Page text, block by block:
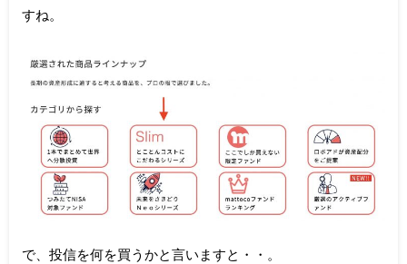
すね。
で、投信を何を買うかと言いますと・・。